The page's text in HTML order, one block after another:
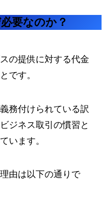
要なのか？
の提供に対する代金
です。
務付けられている訳
ジネス取引の慣習と
います。
由は以下の通りで